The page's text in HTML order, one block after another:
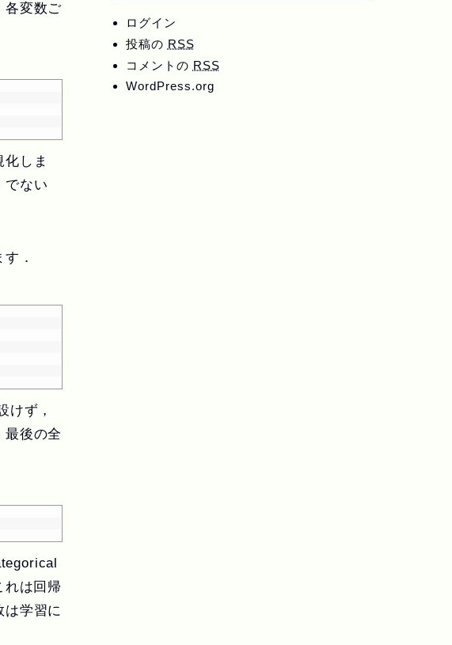
各変数ご
しま
でない
．
けず，
最後の全
は回帰
は学習に
ログイン
投稿の RSS
コメントの RSS
WordPress.org